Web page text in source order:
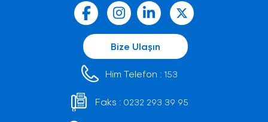
Bize Ulaşın
Him Telefon : 153
Faks : 0232 293 39 95